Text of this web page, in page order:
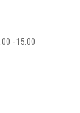
- 15:00